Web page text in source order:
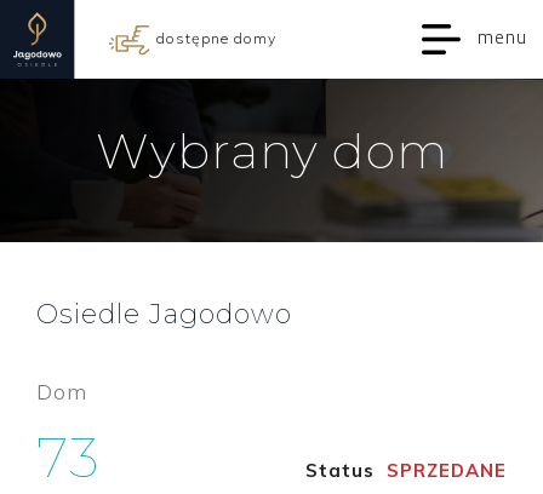
menu
dostępne domy
Wybrany dom
Osiedle Jagodowo
Dom
73 Status SPRZEDANE